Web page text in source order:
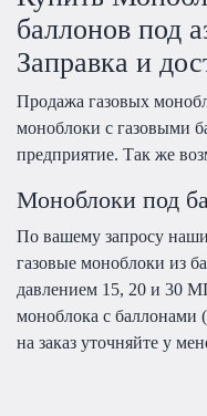
баллонов под
Заправка и
Продажа газовых
моноблоки с газовыми
предприятие. Так же
Моноблоки под
По вашему запросу наши
газовые моноблоки из
давлением 15, 20 и 30
моноблока с баллонами
на заказ уточняйте у